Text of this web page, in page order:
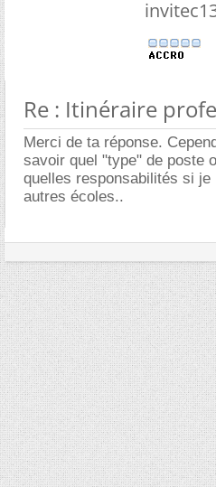
Re : Itinéraire
Merci de ta réponse.
savoir quel "type" de poste
quelles responsabilités si
autres écoles..